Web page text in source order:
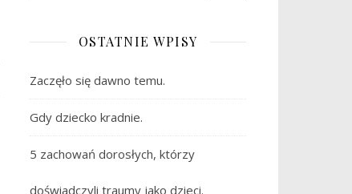
OSTATNIE WPISY
Zaczęło się dawno temu.
Gdy dziecko kradnie.
5 zachowań dorosłych, którzy
doświadczyli traumy jako dzieci.